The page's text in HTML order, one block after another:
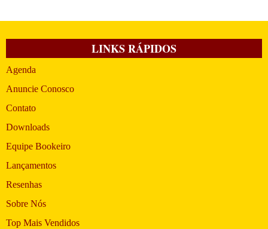
LINKS RÁPIDOS
Agenda
Anuncie Conosco
Contato
Downloads
Equipe Bookeiro
Lançamentos
Resenhas
Sobre Nós
Top Mais Vendidos